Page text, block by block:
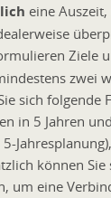
eine
Ziele
zwei
sich folgende
in 5 Jahren
können Sie
um eine